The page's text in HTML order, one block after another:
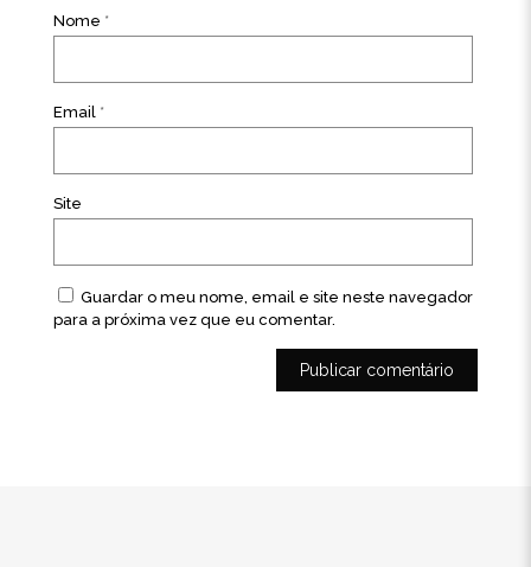
Nome *
Email *
Site
Guardar o meu nome, email e site neste navegador
para a próxima vez que eu comentar.